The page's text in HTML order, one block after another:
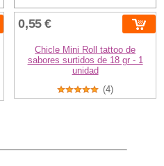
0,55 €
Chicle Mini Roll tattoo de
sabores surtidos de 18 gr - 1
unidad
(4)